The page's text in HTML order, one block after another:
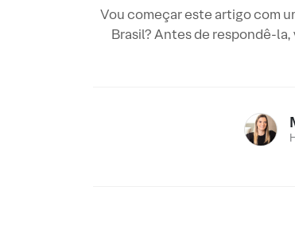
Vou começar este artigo com
Brasil? Antes de respondê-